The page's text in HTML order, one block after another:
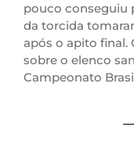
pouco conseguiu
da torcida
após o apito final.
sobre o elenco
Campeonato